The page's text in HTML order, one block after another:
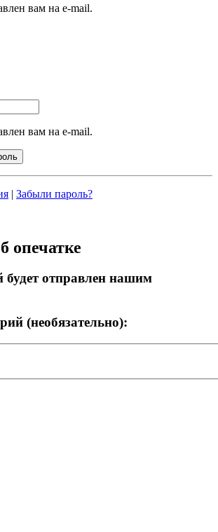
вам на e-mail.
вам на e-mail.
| Забыли пароль?
опечатке
будет отправлен нашим
(необязательно):